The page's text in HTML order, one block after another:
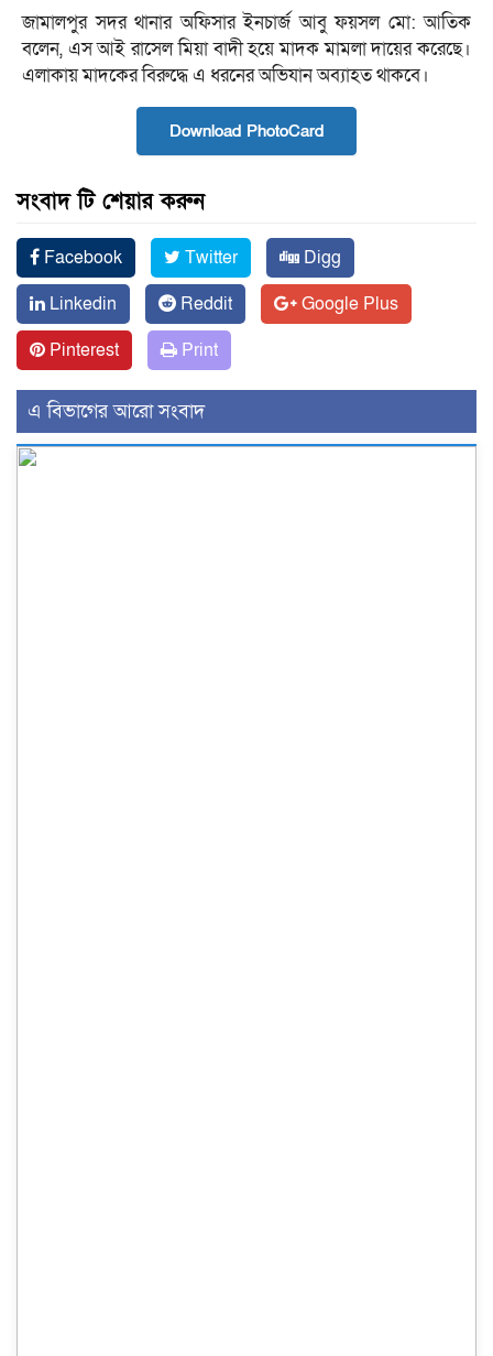
জামালপুর সদর থানার অফিসার ইনচার্জ আবু ফয়সল মো: আতিক
বলেন, এস আই রাসেল মিয়া বাদী হয়ে মাদক মামলা দায়ের করেছে।
এলাকায় মাদকের বিরুদ্ধে এ ধরনের অভিযান অব্যাহত থাকবে।
Download PhotoCard
সংবাদ টি শেয়ার করুন
Facebook Twitter
Digg
Linkedin
Reddit
Google Plus
Pinterest
Print
এ বিভাগের আরো সংবাদ